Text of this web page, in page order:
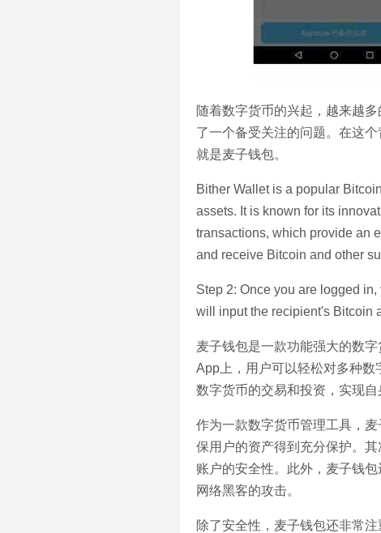
随着数字货币的兴起，越来越
了一个备受关注的问题。在这
就是麦子钱包。
Bither Wallet is a popular
assets. It is known for its
transactions, which provide an
and receive Bitcoin and other
Step 2: Once you are logged
will input the recipient's Bitcoin
麦子钱包是一款功能强大的数
App上，用户可以轻松对多种
数字货币的交易和投资，实现自
作为一款数字货币管理工具，
保用户的资产得到充分保护。
账户的安全性。此外，麦子钱
网络黑客的攻击。
除了安全性，麦子钱包还非常